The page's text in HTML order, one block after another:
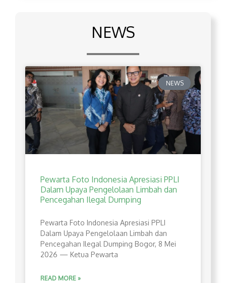
NEWS
NEWS
Pewarta Foto Indonesia Apresiasi PPLI
Dalam Upaya Pengelolaan Limbah dan
Pencegahan Ilegal Dumping
Pewarta Foto Indonesia Apresiasi PPLI
Dalam Upaya Pengelolaan Limbah dan
Pencegahan Ilegal Dumping Bogor, 8 Mei
2026 — Ketua Pewarta
READ MORE »